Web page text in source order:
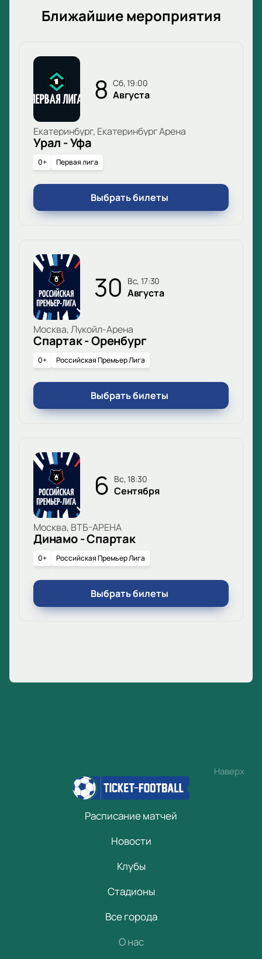
Ближайшие мероприятия
8 сб, 19:00
Августа
Екатеринбург, Екатеринбург Арена
Урал - Уфа
0+ Первая лига
Выбрать билеты
30 вс, 17:30
Августа
Москва, Лукойл-Арена
Спартак - Оренбург
0+ Российская Премьер Лига
Выбрать билеты
6 вс, 18:30
Сентября
Москва, ВТБ-АРЕНА
Динамо - Спартак
0+ Российская Премьер Лига
Выбрать билеты
Наверх
Расписание матчей
Новости
Клубы
Стадионы
Все города
О нас